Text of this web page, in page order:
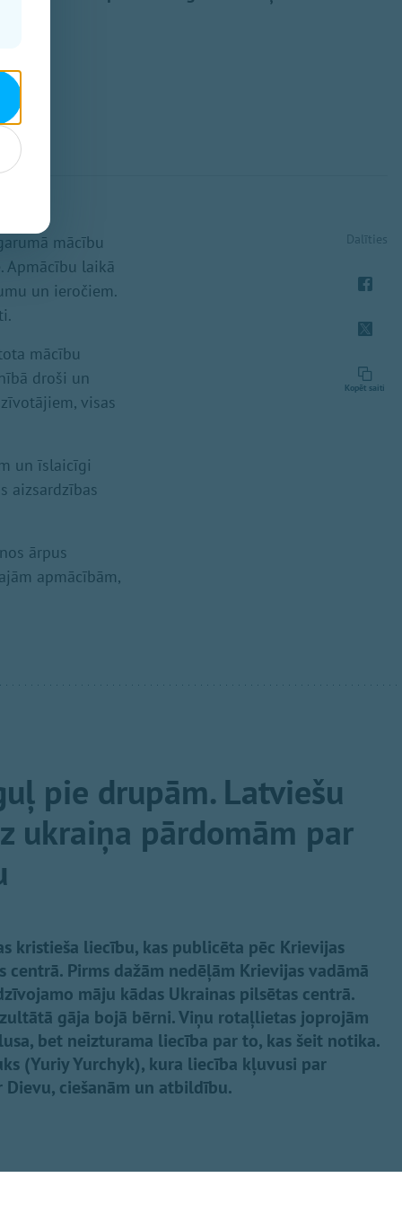
mācību
Apmācību laikā
un ieročiem.
mācību
droši un
visas
un īslaicīgi
aizsardzības
ārpus
apmācībām,
Dalīties
Kopēt saiti
pie drupām. Latviešu
ukraiņa pārdomām par
kristieša liecību, kas publicēta pēc Krievijas
centrā. Pirms dažām nedēļām Krievijas vadāmā
māju kādas Ukrainas pilsētas centrā.
gāja bojā bērni. Viņu rotaļlietas joprojām
bet neizturama liecība par to, kas šeit notika.
(Yuriy Yurchyk), kura liecība kļuvusi par
ciešanām un atbildību.